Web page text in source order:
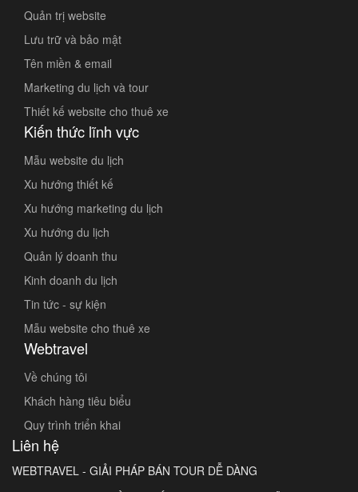
Quản trị website
Lưu trữ và bảo mật
Tên miền & email
Marketing du lịch và tour
Thiết kế website cho thuê xe
Kiến thức lĩnh vực
Mẫu website du lịch
Xu hướng thiết kế
Xu hướng marketing du lịch
Xu hướng du lịch
Quản lý doanh thu
Kinh doanh du lịch
Tin tức - sự kiện
Mẫu website cho thuê xe
Webtravel
Về chúng tôi
Khách hàng tiêu biểu
Quy trình triển khai
Liên hệ
WEBTRAVEL - GIẢI PHÁP BÁN TOUR DỄ DÀNG